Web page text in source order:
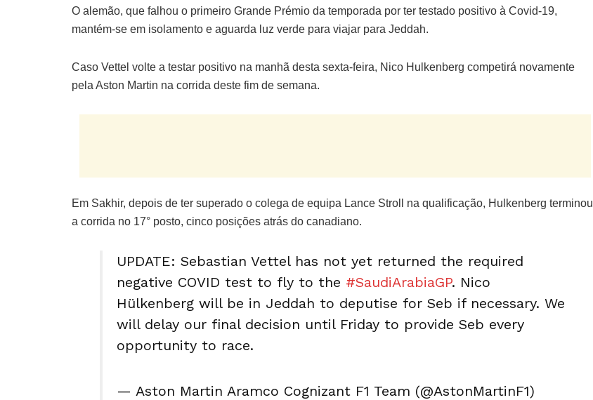
O alemão, que falhou o primeiro Grande Prémio da temporada por ter testado positivo à Covid-19,
mantém-se em isolamento e aguarda luz verde para viajar para Jeddah.
Caso Vettel volte a testar positivo na manhã desta sexta-feira, Nico Hulkenberg competirá novamente
pela Aston Martin na corrida deste fim de semana.
Em Sakhir, depois de ter superado o colega de equipa Lance Stroll na qualificação, Hulkenberg terminou
a corrida no 17° posto, cinco posições atrás do canadiano.
UPDATE: Sebastian Vettel has not yet returned the required
negative COVID test to fly to the #SaudiArabiaGP. Nico
Hülkenberg will be in Jeddah to deputise for Seb if necessary. We
will delay our final decision until Friday to provide Seb every
opportunity to race.
— Aston Martin Aramco Cognizant F1 Team (@AstonMartinF1)